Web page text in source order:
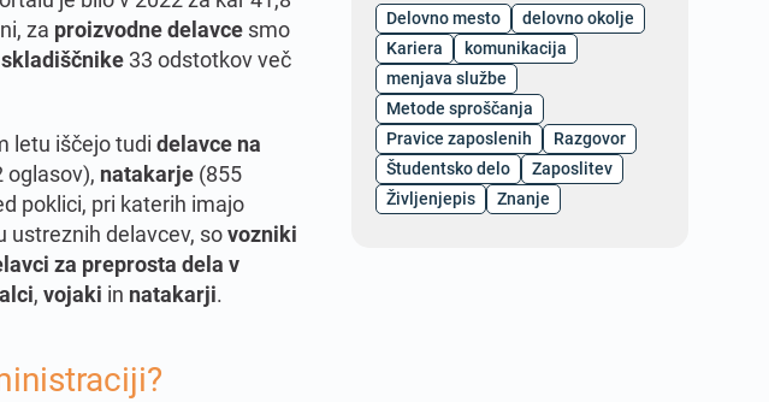
za proizvodne delavce smo
skladiščnike 33 odstotkov več
letu iščejo tudi delavce na
oglasov), natakarje (855
poklici, pri katerih imajo
ustreznih delavcev, sovozniki
za preprosta dela v
, vojaki in natakarji.
Delovno mesto
delovno okolje
Kariera
komunikacija
menjava službe
Metode sproščanja
Pravice zaposlenih
Razgovor
Študentsko delo
Zaposlitev
Življenjepis
Znanje